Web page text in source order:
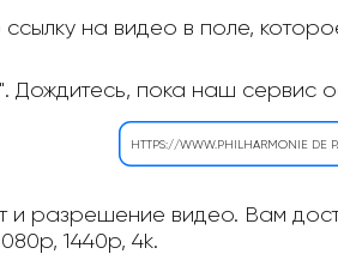
на видео в поле,
Дождитесь, пока наш сервис
и разрешение видео. Вам
1440p, 4k.